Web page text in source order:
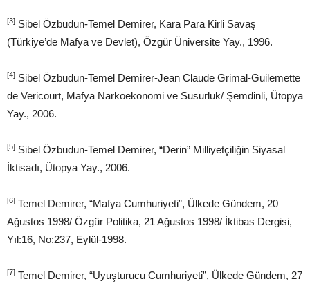
[3] Sibel Özbudun-Temel Demirer, Kara Para Kirli Savaş
(Türkiye’de Mafya ve Devlet), Özgür Üniversite Yay., 1996.
[4] Sibel Özbudun-Temel Demirer-Jean Claude Grimal-Guilemette
de Vericourt, Mafya Narkoekonomi ve Susurluk/ Şemdinli, Ütopya
Yay., 2006.
[5] Sibel Özbudun-Temel Demirer, “Derin” Milliyetçiliğin Siyasal
İktisadı, Ütopya Yay., 2006.
[6] Temel Demirer, “Mafya Cumhuriyeti”, Ülkede Gündem, 20
Ağustos 1998/ Özgür Politika, 21 Ağustos 1998/ İktibas Dergisi,
Yıl:16, No:237, Eylül-1998.
[7] Temel Demirer, “Uyuşturucu Cumhuriyeti”, Ülkede Gündem, 27